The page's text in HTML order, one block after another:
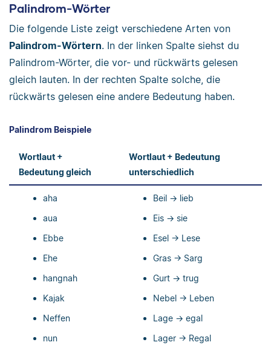
Palindrom-Wörter
Die folgende Liste zeigt verschiedene Arten von
Palindrom-Wörtern. In der linken Spalte siehst du
Palindrom-Wörter, die vor- und rückwärts gelesen
gleich lauten. In der rechten Spalte solche, die
rückwärts gelesen eine andere Bedeutung haben.
Palindrom Beispiele
Wortlaut +
Bedeutung gleich
Wortlaut + Bedeutung
unterschiedlich
aha
aua
Ebbe
Ehe
hangnah
Kajak
Neffen
nun
Beil → lieb
Eis → sie
Esel → Lese
Gras → Sarg
Gurt → trug
Nebel → Leben
Lage → egal
Lager → Regal